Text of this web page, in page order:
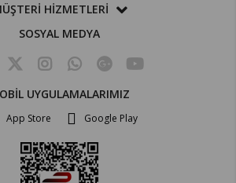
HİZMETLERİ
SOSYAL MEDYA
UYGULAMALARIMIZ
App Store Google Play